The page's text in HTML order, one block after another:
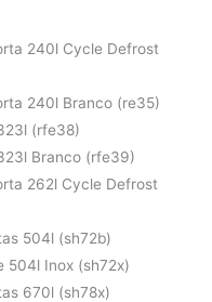
240l Cycle Defrost
240l Branco (re35)
(rfe38)
Branco (rfe39)
262l Cycle Defrost
504l (sh72b)
504l Inox (sh72x)
670l (sh78x)